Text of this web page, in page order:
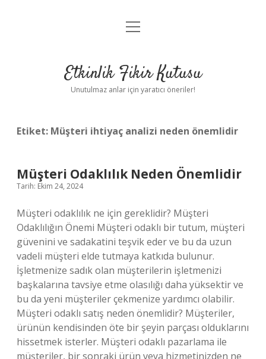
Anasayfa
Yasal Uyarı
menüyü
Etkinlik Fikir Kutusu
Unutulmaz anlar için yaratıcı öneriler!
Etiket: Müşteri ihtiyaç analizi neden önemlidir
Müşteri Odaklılık Neden Önemlidir
Tarih: Ekim 24, 2024
Müşteri odaklılık ne için gereklidir? Müşteri
Odaklılığın Önemi Müşteri odaklı bir tutum, müşteri
güvenini ve sadakatini teşvik eder ve bu da uzun
vadeli müşteri elde tutmaya katkıda bulunur.
İşletmenize sadık olan müşterilerin işletmenizi
başkalarına tavsiye etme olasılığı daha yüksektir ve
bu da yeni müşteriler çekmenize yardımcı olabilir.
Müşteri odaklı satış neden önemlidir? Müşteriler,
ürünün kendisinden öte bir şeyin parçası olduklarını
hissetmek isterler. Müşteri odaklı pazarlama ile
müşteriler, bir sonraki ürün veya hizmetinizden ne